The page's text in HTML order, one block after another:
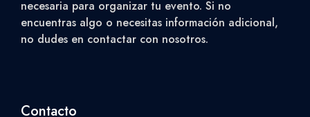
necesaria para organizar tu evento. Si no
encuentras algo o necesitas información adicional,
no dudes en contactar con nosotros.
Contacto